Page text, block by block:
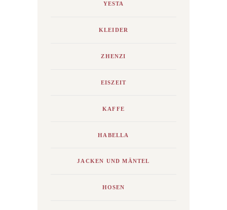
YESTA
KLEIDER
ZHENZI
EISZEIT
KAFFE
HABELLA
JACKEN UND MÄNTEL
HOSEN